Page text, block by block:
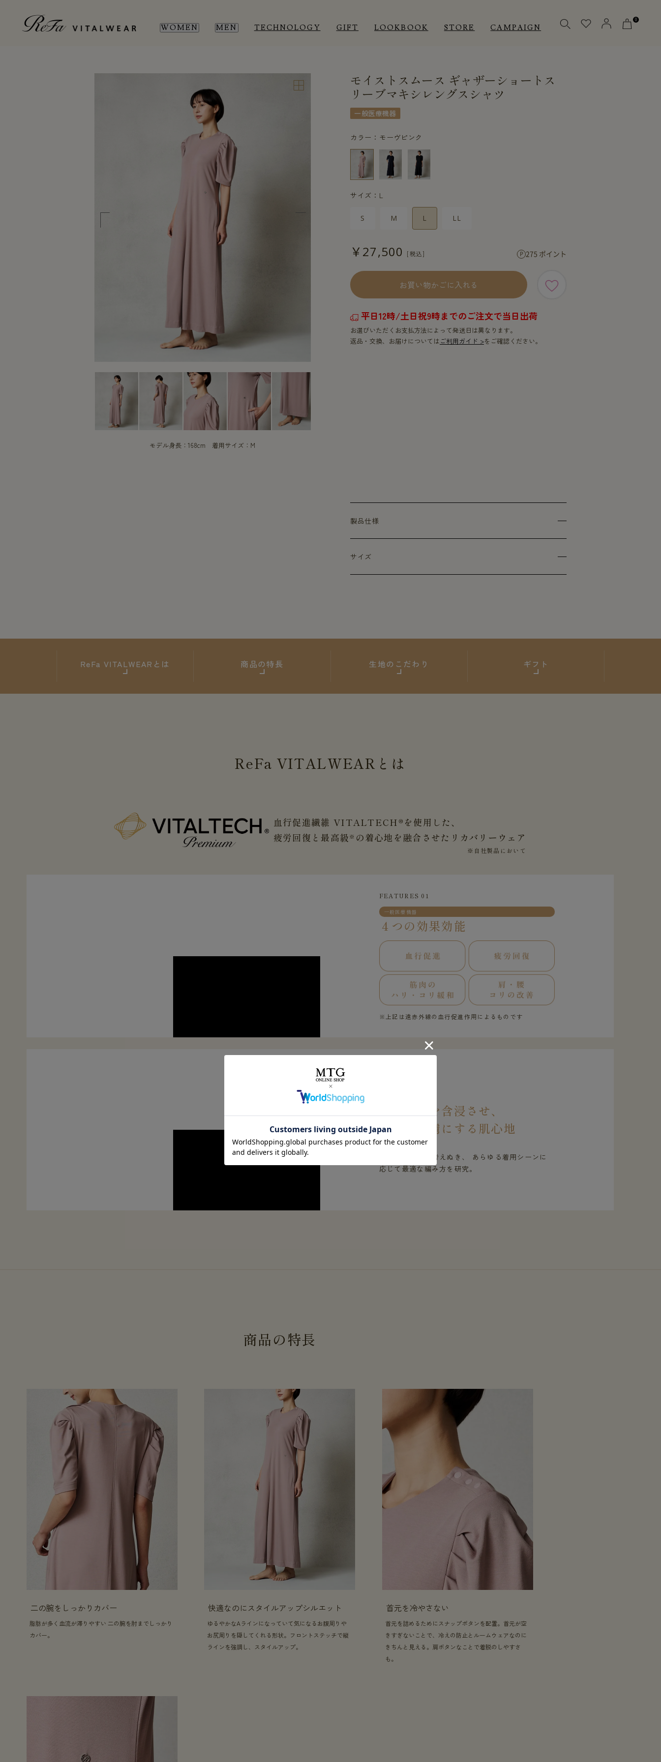
WOMEN MEN TECHNOLOGY GIFT LOOKBOOK STORE CAMPAIGN
0
WOMEN ROOM WEAR INNER OTHERS
ROOM WEAR OTHERS
モデル身長：168cm 着用サイズ：M
モイストスムース ギャザーショートス
リーブマキシレングスシャツ
一般医療機器
カラー：モーヴピンク
サイズ：L
S M L LL
￥27,500 275 ポイント
お買い物かごに入れる
平日12時/土日祝9時までのご注文で当日出荷
お選びいただくお支払方法によって発送日は異なります。
返品・交換、お届けについてはご利用ガイド >をご確認ください。
製品仕様
サイズ
ReFa VITALWEARとは 商品の特長 生地のこだわり ギフト
ReFa VITALWEAR とは
血行促進繊維 VITALTECH®を使用した、
疲労回復と最高級※ の着心地を融合させた リカバリーウェア
※自社製品において
FEATURES 01
一般医療機器
４つの効果効能
※上記は遠赤外線の血行促進作用によるものです
椿オイルを含浸させ、
着た人を虜にする肌心地
肌への接し方を考えぬき、 あらゆる着用シーンに
応じて最適な編み方を研究。
商品の特長
二の腕をしっかりカバー
脂肪が多く血流が滞りやすい 二の腕を肘までしっかり
カバー。
快適なのにスタイルアップシルエット
ゆるやかなAラインになっていて気になるお腹周りや
お尻周りを隠してくれる形状。フロントステッチで縦
ラインを強調し、スタイルアップ。
首元を冷やさない
首元を詰めるためにスナップボタンを配置。首元が空
きすぎないことで、冷えの防止とルームウェアなのに
きちんと見える。肩ボタンなことで着脱のしやすさ
も。